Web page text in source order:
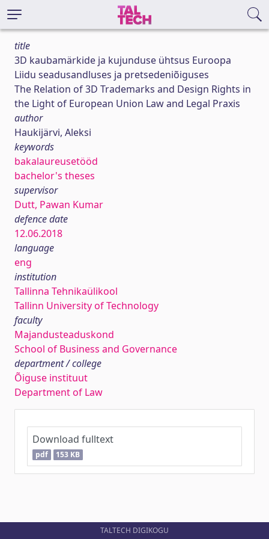
title
3D kaubamärkide ja kujunduse ühtsus Euroopa
Liidu seadusandluses ja pretsedeniõiguses
The Relation of 3D Trademarks and Design Rights in
the Light of European Union Law and Legal Praxis
author
Haukijärvi, Aleksi
keywords
bakalaureusetööd
bachelor's theses
supervisor
Dutt, Pawan Kumar
defence date
12.06.2018
language
eng
institution
Tallinna Tehnikaülikool
Tallinn University of Technology
faculty
Majandusteaduskond
School of Business and Governance
department / college
Õiguse instituut
Department of Law
Download fulltext
pdf 153 KB
TALTECH DIGIKOGU